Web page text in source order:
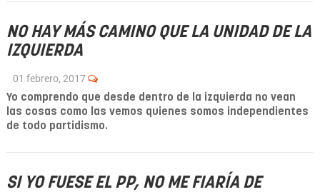
NO HAY MÁS CAMINO QUE LA UNIDAD DE LA
IZQUIERDA
01 febrero, 2017
Yo comprendo que desde dentro de la izquierda no vean
las cosas como las vemos quienes somos independientes
de todo partidismo.
SI YO FUESE EL PP, NO ME FIARÍA DE